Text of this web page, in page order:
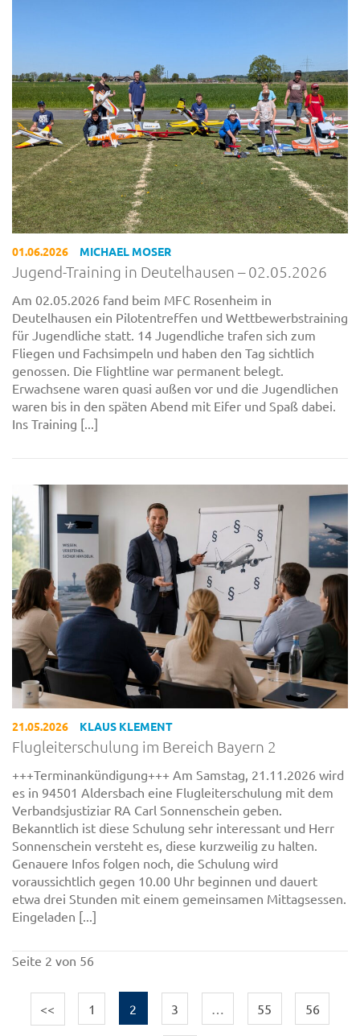
01.06.2026 MICHAEL MOSER
Jugend-Training in Deutelhausen – 02.05.2026
Am 02.05.2026 fand beim MFC Rosenheim in
Deutelhausen ein Pilotentreffen und Wettbewerbstraining
für Jugendliche statt. 14 Jugendliche trafen sich zum
Fliegen und Fachsimpeln und haben den Tag sichtlich
genossen. Die Flightline war permanent belegt.
Erwachsene waren quasi außen vor und die Jugendlichen
waren bis in den späten Abend mit Eifer und Spaß dabei.
Ins Training [...]
21.05.2026 KLAUS KLEMENT
Flugleiterschulung im Bereich Bayern 2
+++Terminankündigung+++ Am Samstag, 21.11.2026 wird
es in 94501 Aldersbach eine Flugleiterschulung mit dem
Verbandsjustiziar RA Carl Sonnenschein geben.
Bekanntlich ist diese Schulung sehr interessant und Herr
Sonnenschein versteht es, diese kurzweilig zu halten.
Genauere Infos folgen noch, die Schulung wird
voraussichtlich gegen 10.00 Uhr beginnen und dauert
etwa drei Stunden mit einem gemeinsamen Mittagsessen.
Eingeladen [...]
Seite 2 von 56
<< 1 2 3 55 56